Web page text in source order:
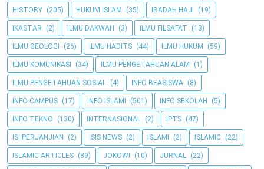
HISTORY (205) HUKUM ISLAM (35) IBADAH HAJI (19)
IKASTAR (2) ILMU DAKWAH (3) ILMU FILSAFAT (13)
ILMU GEOLOGI (26) ILMU HADITS (44) ILMU HUKUM (59)
ILMU KOMUNIKASI (34) ILMU PENGETAHUAN ALAM (1)
ILMU PENGETAHUAN SOSIAL (4) INFO BEASISWA (8)
INFO CAMPUS (17) INFO ISLAMI (501) INFO SEKOLAH (5)
INFO TEKNO (130) INTERNASIONAL (2) IPTS (47)
ISI PERJANJIAN (2) ISIS NEWS (2) ISLAMI (2) ISLAMIC (22)
ISLAMIC ARTICLES (89) JOKOWI (10) JURNAL (22)